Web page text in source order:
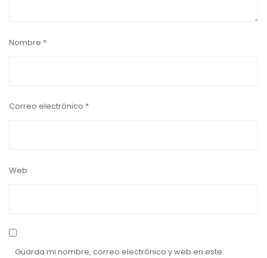
Nombre *
Correo electrónico *
Web
Guarda mi nombre, correo electrónico y web en este